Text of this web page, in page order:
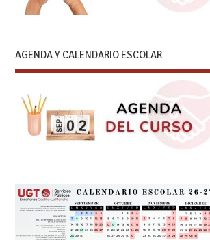
AGENDA Y CALENDARIO ESCOLAR